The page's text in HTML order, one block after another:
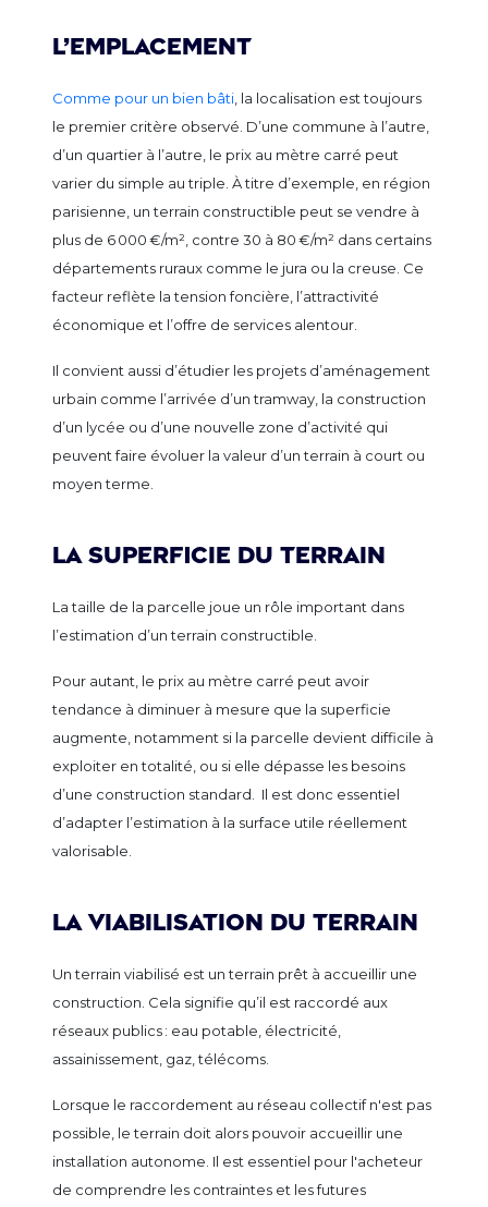
L’emplacement
Comme pour un bien bâti , la localisation est toujours
le premier critère observé. D’une commune à l’autre,
d’un quartier à l’autre, le prix au mètre carré peut
varier du simple au triple. À titre d’exemple, en région
parisienne, un terrain constructible peut se vendre à
plus de 6 000 €/m², contre 30 à 80 €/m² dans certains
départements ruraux comme le jura ou la creuse. Ce
facteur reflète la tension foncière, l’attractivité
économique et l’offre de services alentour.
Il convient aussi d’étudier les projets d’aménagement
urbain comme l’arrivée d’un tramway, la construction
d’un lycée ou d’une nouvelle zone d’activité qui
peuvent faire évoluer la valeur d’un terrain à court ou
moyen terme.
La superficie du terrain
La taille de la parcelle joue un rôle important dans
l’estimation d’un terrain constructible.
Pour autant, le prix au mètre carré peut avoir
tendance à diminuer à mesure que la superficie
augmente, notamment si la parcelle devient difficile à
exploiter en totalité, ou si elle dépasse les besoins
d’une construction standard. Il est donc essentiel
d’adapter l’estimation à la surface utile réellement
valorisable.
La viabilisation du terrain
Un terrain viabilisé est un terrain prêt à accueillir une
construction. Cela signifie qu’il est raccordé aux
réseaux publics : eau potable, électricité,
assainissement, gaz, télécoms.
Lorsque le raccordement au réseau collectif n'est pas
possible, le terrain doit alors pouvoir accueillir une
installation autonome. Il est essentiel pour l'acheteur
de comprendre les contraintes et les futures